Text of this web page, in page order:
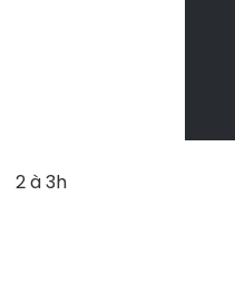
2 à 3h